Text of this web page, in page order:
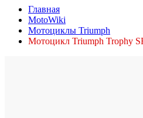
Главная
MotoWiki
Мотоциклы Triumph
Мотоцикл Triumph Trophy